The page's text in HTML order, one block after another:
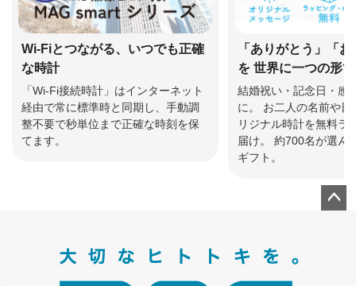
Wi-Fiとつながる、いつでも正確
な時計
「Wi-Fi接続時計」はインターネット
経由で常に標準時と同期し、手動調
整不要で秒単位まで正確な時刻を保
てます。
「ありがとう」「
を 世界に一つの形
結婚祝い・記念日・感
に。 お二人の名前や日
リジナル時計を無料ラ
届け。 約700名が選ん
ギフト。